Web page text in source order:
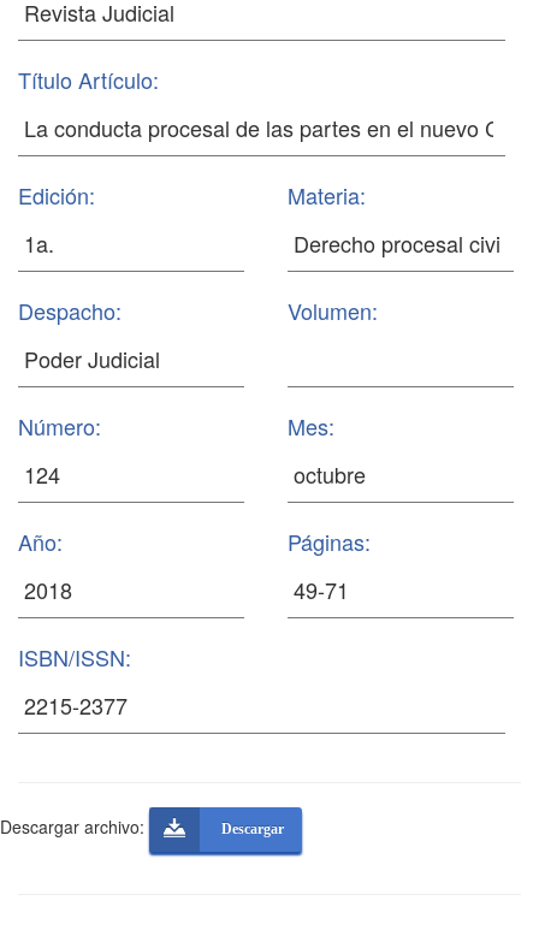
Título Artículo:
Edición: Materia:
Despacho: Volumen:
Número: Mes:
Año: Páginas:
ISBN/ISSN:
Descargar archivo: Descargar